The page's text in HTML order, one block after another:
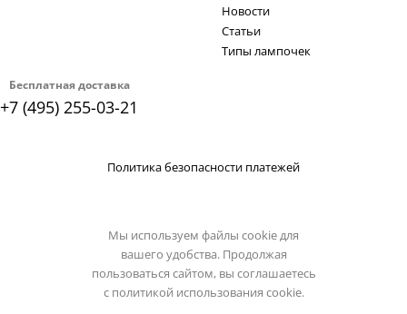
Бесплатная доставка
+7 (495) 255-03-21
Новости
Статьи
Типы лампочек
Политика безопасности платежей
Мы используем файлы cookie для
вашего удобства. Продолжая
пользоваться сайтом, вы соглашаетесь
с политикой использования cookie.